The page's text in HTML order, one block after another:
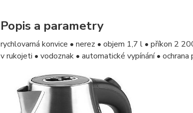
Popis a parametry
rychlovarná konvice • nerez • objem 1,7 l • příkon 2
v rukojeti • vodoznak • automatické vypínání •